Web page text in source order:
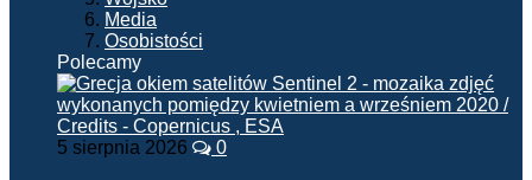
Media
Osobistości
Polecamy
5 sierpnia 2026 0